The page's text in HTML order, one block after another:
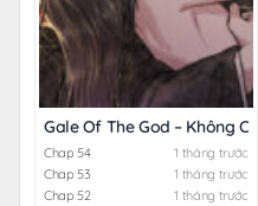
Gale Of The God – Không Che
Chap 54
1 tháng trước
Chap 53
1 tháng trước
Chap 52
1 tháng trước